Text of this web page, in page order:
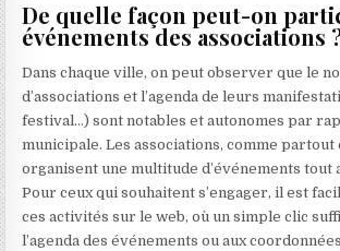
De quelle façon peut-on
événements des associations
Dans chaque ville, on peut observer que le
d’associations et l’agenda de leurs
festival…) sont notables et autonomes par
municipale. Les associations, comme partout
organisent une multitude d’événements tout
Pour ceux qui souhaitent s’engager, il est
ces activités sur le web, où un simple clic
l’agenda des événements ou aux